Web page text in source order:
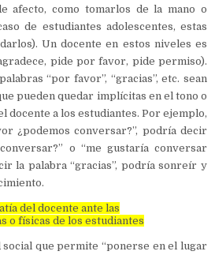
afecto, como tomarlos de la mano o
de estudiantes adolescentes, estas
Un docente en estos niveles es
pide por favor, pide permiso).
“por favor”, “gracias”, etc. sean
pueden quedar implícitas en el tono o
docente a los estudiantes. Por ejemplo,
¿podemos conversar?”, podría decir
o “me gustaría conversar
la palabra “gracias”, podría sonreír y
del docente ante las
o físicas de los estudiantes
social que permite “ponerse en el lugar